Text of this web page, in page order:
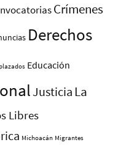
Crímenes
Derechos
Educación
Justicia La
Libres
Michoacán Migrantes